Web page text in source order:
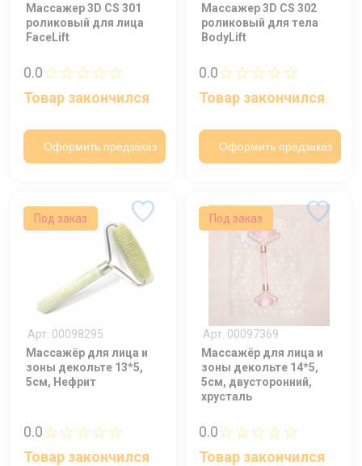
Массажер 3D CS 301
роликовый для лица
FaceLift
0.0☆☆☆☆☆
Товар закончился
Оформить предзаказ
Массажер 3D CS 302
роликовый для тела
BodyLift
0.0☆☆☆☆☆
Товар закончился
Оформить предзаказ
Под заказ
Арт. 00098295
Массажёр для лица и
зоны декольте 13*5,
5см, Нефрит
0.0☆☆☆☆☆
Товар закончился
Под заказ
Арт. 00097369
Массажёр для лица и
зоны декольте 14*5,
5см, двусторонний,
хрусталь
0.0☆☆☆☆☆
Товар закончился